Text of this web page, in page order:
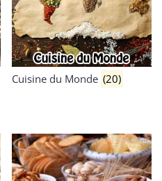
Cuisine du Monde (20)